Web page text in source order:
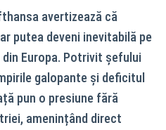
avertizează că
putea deveni inevitabilă pe
Europa. Potrivit șefului
galopante și deficitul
pun o presiune fără
amenințând direct